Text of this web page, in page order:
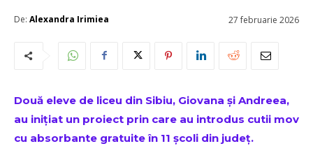
De: Alexandra Irimiea 27 februarie 2026
Două eleve de liceu din Sibiu, Giovana și Andreea,
au inițiat un proiect prin care au introdus cutii mov
cu absorbante gratuite în 11 școli din județ.